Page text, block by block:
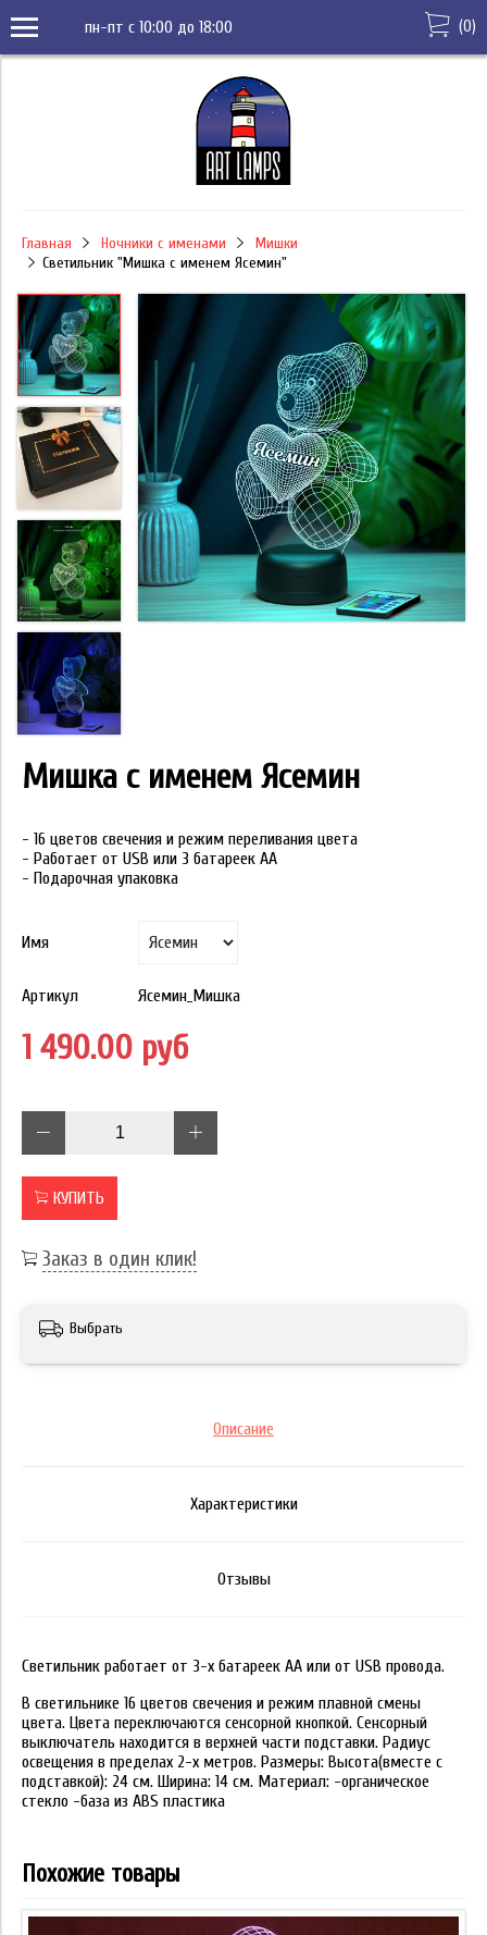
пн-пт с 10:00 до 18:00 (0)
Главная Ночники с именами
Мишки
Светильник "Мишка с именем Ясемин"
Мишка с именем Ясемин
- 16 цветов свечения и режим переливания цвета
- Работает от USB или 3 батареек АА
- Подарочная упаковка
Имя
Артикул Ясемин_Мишка
1 490.00 руб
КУПИТЬ
Заказ в один клик!
Выбрать
Описание
Характеристики
Отзывы
Светильник работает от 3-х батареек АА или от USB провода.
В светильнике 16 цветов свечения и режим плавной смены
цвета. Цвета переключаются сенсорной кнопкой. Сенсорный
выключатель находится в верхней части подставки. Радиус
освещения в пределах 2-х метров. Размеры: Высота(вместе с
подставкой): 24 см. Ширина: 14 см. Материал: -органическое
стекло -база из ABS пластика
Похожие товары